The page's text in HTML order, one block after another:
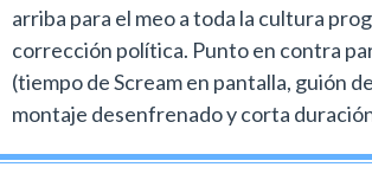
arriba para el meo a toda la cultura
corrección política. Punto en contra
(tiempo de Scream en pantalla, guión
montaje desenfrenado y corta